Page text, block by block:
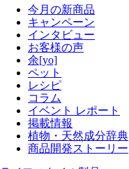
今月の新商品
キャンペーン
インタビュー
お客様の声
余[yo]
ペット
レシピ
コラム
イベント レポート
掲載情報
植物・天然成分辞典
商品開発ストーリー